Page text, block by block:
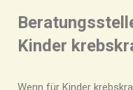
Kinder
Wenn für Kinder